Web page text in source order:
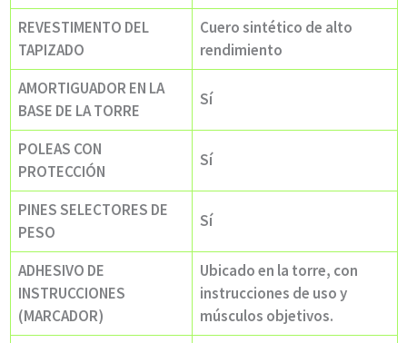
REVESTIMENTO DEL
TAPIZADO
Cuero sintético de alto
rendimiento
AMORTIGUADOR EN LA
BASE DE LA TORRE
Sí
POLEAS CON
PROTECCIÓN
Sí
PINES SELECTORES DE
PESO
Sí
ADHESIVO DE
INSTRUCCIONES
(MARCADOR)
Ubicado en la torre, con
instrucciones de uso y
músculos objetivos.